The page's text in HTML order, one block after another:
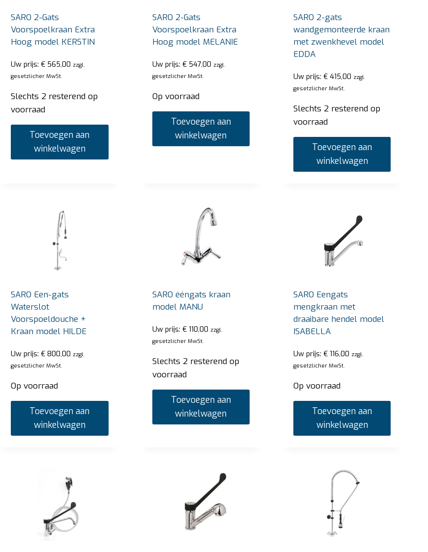
SARO 2-Gats
Voorspoelkraan Extra
Hoog model KERSTIN
Uw prijs:€ 565,00 zzgl.
gesetzlicher MwSt.
Slechts 2 resterend op
voorraad
Toevoegen aan
winkelwagen
SARO 2-Gats
Voorspoelkraan Extra
Hoog model MELANIE
Uw prijs: €547,00 zzgl.
gesetzlicher MwSt.
Op voorraad
Toevoegen aan
winkelwagen
SARO 2-gats
wandgemonteerde kraan
met zwenkhevel model
EDDA
Uw prijs:€ 415,00 zzgl.
gesetzlicher MwSt.
Slechts 2 resterend op
voorraad
Toevoegen aan
winkelwagen
SARO Een-gats
Waterslot
Voorspoeldouche +
Kraan model HILDE
Uw prijs:€ 800,00 zzgl.
gesetzlicher MwSt.
Op voorraad
Toevoegen aan
winkelwagen
SARO ééngats kraan
model MANU
Uw prijs: €110,00 zzgl.
gesetzlicher MwSt.
Slechts 2 resterend op
voorraad
Toevoegen aan
winkelwagen
SARO Eengats
mengkraan met
draaibare hendel model
ISABELLA
Uw prijs:€ 116,00 zzgl.
gesetzlicher MwSt.
Op voorraad
Toevoegen aan
winkelwagen
Uw prijs:€2.720,00
Op voorraad
Uw prijs: zzgl. gesetzlicher MwSt.
Op voorraad
Toevoegen aan winkelwagen
Uw prijs:
Slechts 1